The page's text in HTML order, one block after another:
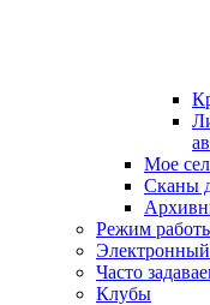
Мое
Сканы
Режим
Электронный
Часто
Клубы